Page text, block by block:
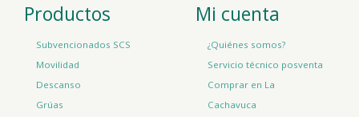
Productos
Subvencionados SCS
Movilidad
Descanso
Grúas
Mi cuenta
¿Quiénes somos?
Servicio técnico posventa
Comprar en La
Cachavuca